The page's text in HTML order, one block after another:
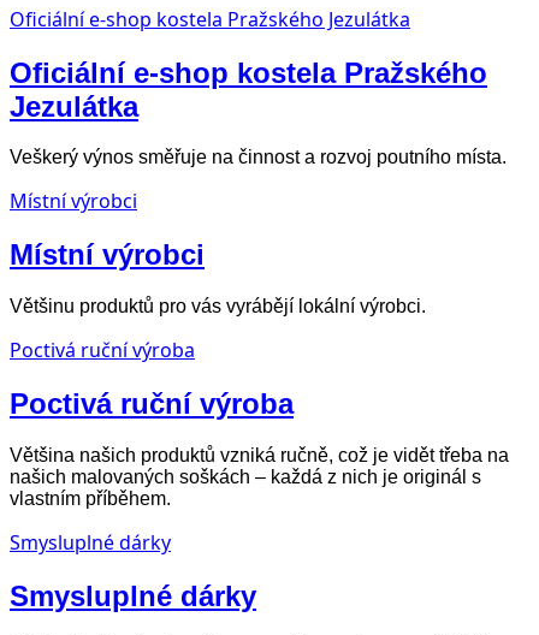
Oficiální e-shop kostela Pražského Jezulátka
Oficiální e-shop kostela Pražského
Jezulátka
Veškerý výnos směřuje na činnost a rozvoj poutního místa.
Místní výrobci
Místní výrobci
Většinu produktů pro vás vyrábějí lokální výrobci.
Poctivá ruční výroba
Poctivá ruční výroba
Většina našich produktů vzniká ručně, což je vidět třeba na
našich malovaných soškách – každá z nich je originál s
vlastním příběhem.
Smysluplné dárky
Smysluplné dárky